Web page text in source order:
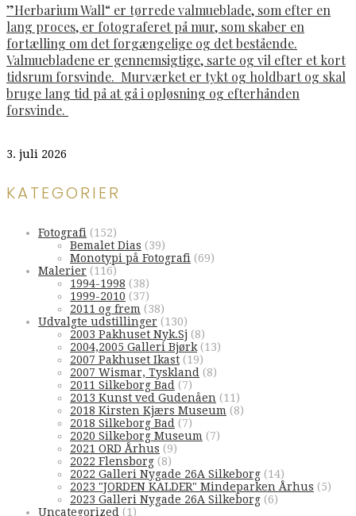
”Herbarium Wall“ er tørrede valmueblade, som efter en
lang proces, er fotograferet på mur, som skaber en
fortælling om det forgængelige og det bestående.
Valmuebladene er gennemsigtige, sarte og vil efter et kort
tidsrum forsvinde. Murværket er tykt og holdbart og skal
bruge lang tid på at gå i opløsning og efterhånden
forsvinde.
3. juli 2026
KATEGORIER
Fotografi (152)
Bemalet Dias (39)
Monotypi på Fotografi (69)
Malerier (116)
1994-1998 (38)
1999-2010 (37)
2011 og frem (38)
Udvalgte udstillinger (130)
2003 Pakhuset Nyk.Sj (8)
2004,2005 Galleri Bjørk (13)
2007 Pakhuset Ikast (19)
2007 Wismar, Tyskland (8)
2011 Silkeborg Bad (7)
2013 Kunst ved Gudenåen (11)
2018 Kirsten Kjærs Museum (8)
2018 Silkeborg Bad (7)
2020 Silkeborg Museum (7)
2021 ORD Århus (9)
2022 Flensborg (8)
2022 Galleri Nygade 26A Silkeborg (14)
2023 "JORDEN KALDER" Mindeparken Århus (5)
2023 Galleri Nygade 26A Silkeborg (6)
Uncategorized (1)